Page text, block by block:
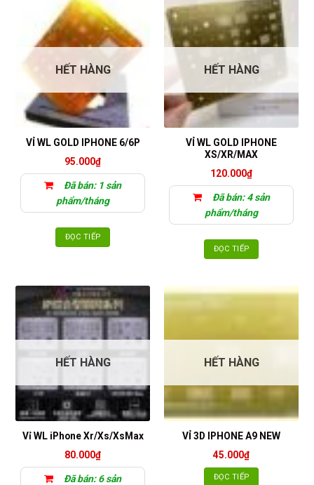
HẾT HÀNG
VỈ WL GOLD IPHONE 6/6P
95.000₫
Đã bán: 1 sản
phẩm/tháng
ĐỌC TIẾP
HẾT HÀNG
VỈ WL GOLD IPHONE
XS/XR/MAX
120.000₫
Đã bán: 4 sản
phẩm/tháng
ĐỌC TIẾP
HẾT HÀNG
Vỉ WL iPhone Xr/Xs/XsMax
80.000₫
Đã bán: 6 sản
HẾT HÀNG
VỈ 3D IPHONE A9 NEW
45.000₫
ĐỌC TIẾP